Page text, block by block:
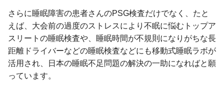
さらに睡眠障害の患者さんのPSG検査だけでなく、たと
えば、大会前の過度のストレスにより不眠に悩むトップア
スリートの睡眠検査や、睡眠時間が不規則になりがちな長
距離ドライバーなどの睡眠検査などにも移動式睡眠ラボが
活用され、日本の睡眠不足問題の解決の一助になればと願
っています。